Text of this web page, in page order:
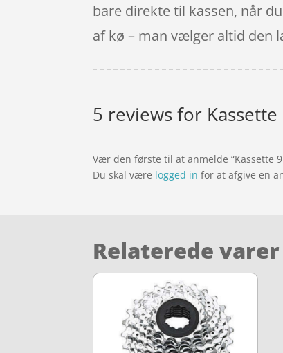
bare direkte til kassen, når
af kø – man vælger altid den
5 reviews for
Vær den første til at anmelde “Kassette
Du skal være logged in for at afgive en
Relaterede varer